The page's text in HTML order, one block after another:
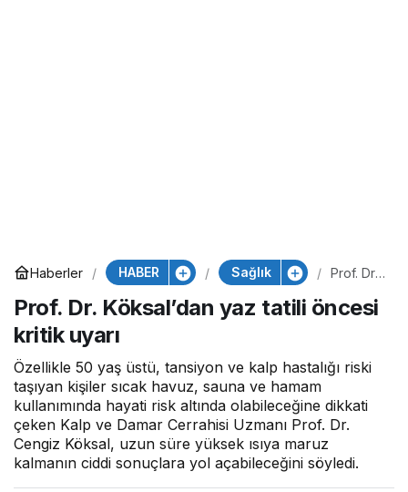
Haberler HABER Sağlık
Prof. Dr.
an yaz
tatili
uyarı
Prof. Dr. Köksal’dan yaz tatili öncesi
kritik uyarı
Özellikle 50 yaş üstü, tansiyon ve kalp hastalığı riski
taşıyan kişiler sıcak havuz, sauna ve hamam
kullanımında hayati risk altında olabileceğine dikkati
çeken Kalp ve Damar Cerrahisi Uzmanı Prof. Dr.
Cengiz Köksal, uzun süre yüksek ısıya maruz
kalmanın ciddi sonuçlara yol açabileceğini söyledi.